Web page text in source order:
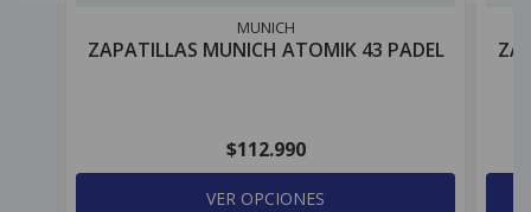
MUNICH
ZAPATILLAS MUNICH ATOMIK 43 PADEL
$112.990
VER OPCIONES